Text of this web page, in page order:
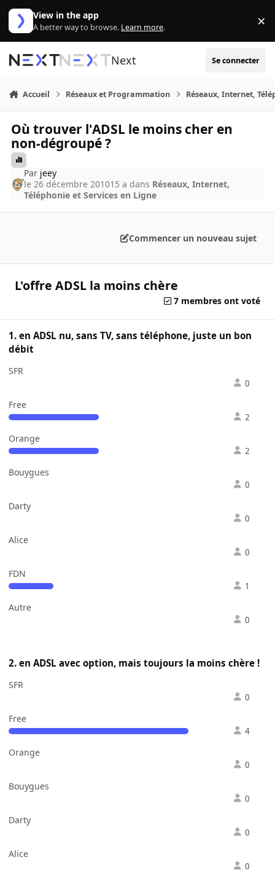
Aller au contenu
View in the app
A better way to browse. Learn more. ×
Next Se connecter
Accueil Réseaux et Programmation Réseaux, Internet,
Où trouver l'ADSL le moins cher en
non-dégroupé ?
Par jeey
le 26 décembre 201015 a dans Réseaux, Internet,
Téléphonie et Services en Ligne
Commencer un nouveau sujet
L'offre ADSL la moins chère
7 membres ont voté
1. en ADSL nu, sans TV, sans téléphone, juste un bon
débit
SFR
0
Free
2
Orange
2
Bouygues
0
Darty
0
Alice
0
FDN
1
Autre
0
2. en ADSL avec option, mais toujours la moins chère !
SFR
0
Free
4
Orange
0
Bouygues
0
Darty
0
Alice
0